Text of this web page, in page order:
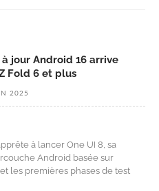
jour Android 16 arrive
Fold 6 et plus
2025
à lancer One UI 8, sa
Android basée sur
les premières phases de test